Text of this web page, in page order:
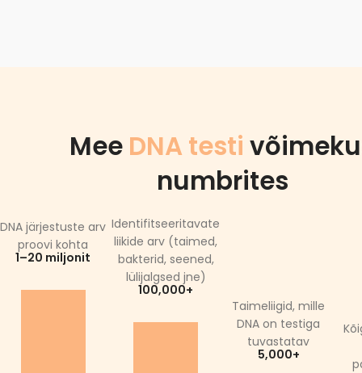
Mee DNA testi
numbrites
DNA järjestuste arv
proovi kohta
1–20 miljonit
Identifitseeritavate
liikide arv (taimed,
bakterid, seened,
lülijalgsed jne)
100,000+
Taimeliigid, mille
DNA on testiga
tuvastatav
5,000+